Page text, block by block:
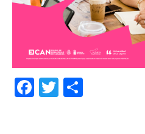
Facebook
Twitter